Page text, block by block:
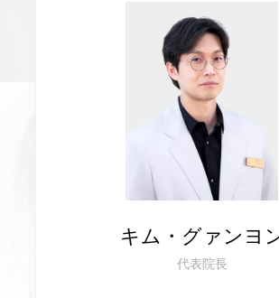
キム・グァンヨ
代表院長